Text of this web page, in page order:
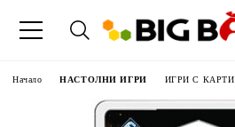
Начало НАСТОЛНИ ИГРИ ИГРИ С КАРТИ